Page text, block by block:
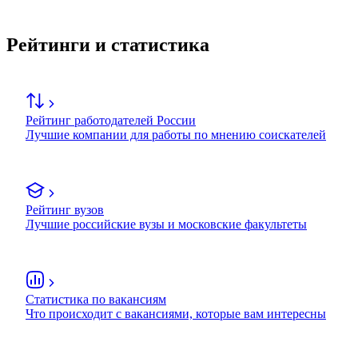
Рейтинги и статистика
Рейтинг работодателей России
Лучшие компании для работы по мнению соискателей
Рейтинг вузов
Лучшие российские вузы и московские факультеты
Статистика по вакансиям
Что происходит с вакансиями, которые вам интересны